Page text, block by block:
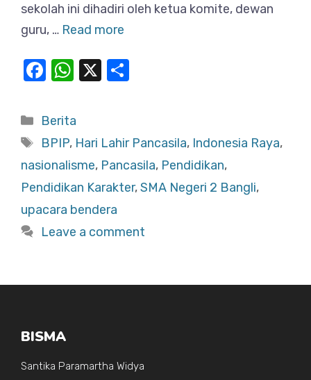
sekolah ini dihadiri oleh ketua komite, dewan
guru, … Read more
F
c
e
b
o
o
k
W
at
s
A
p
p
X
e
Categories
Berita
Tags
BPIP, Hari Lahir Pancasila, Indonesia Raya,
nasionalisme, Pancasila, Pendidikan,
Pendidikan Karakter,SMA Negeri 2 Bangli,
upacara bendera
Leave a comment
BISMA
Santika Paramartha Widya